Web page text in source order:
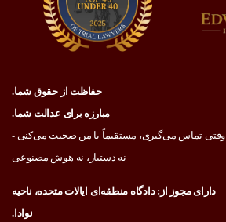
حفاظت از حقوق شما.
مبارزه برای عدالت شما.
وقتی تماس می‌گیری، مستقیماً با من صحبت می‌کنی -
نه دستیار، نه هوش مصنوعی
دارای مجوز از: دادگاه منطقه‌ای ایالات متحده، ناحیه
نوادا.